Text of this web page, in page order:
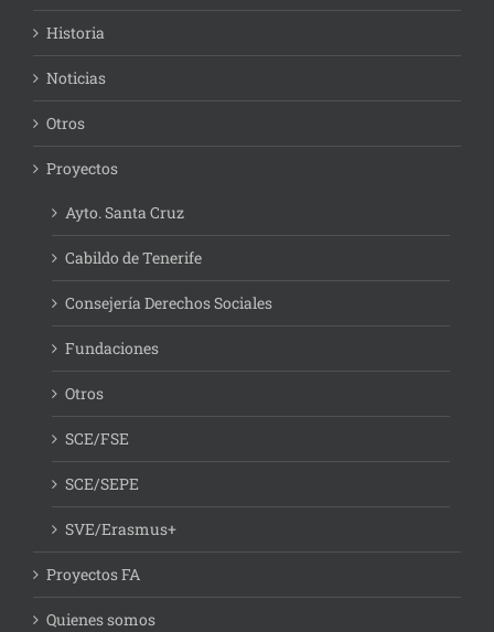
Historia
Noticias
Otros
Proyectos
Ayto. Santa Cruz
Cabildo de Tenerife
Consejería Derechos Sociales
Fundaciones
Otros
SCE/FSE
SCE/SEPE
SVE/Erasmus+
Proyectos FA
Quienes somos